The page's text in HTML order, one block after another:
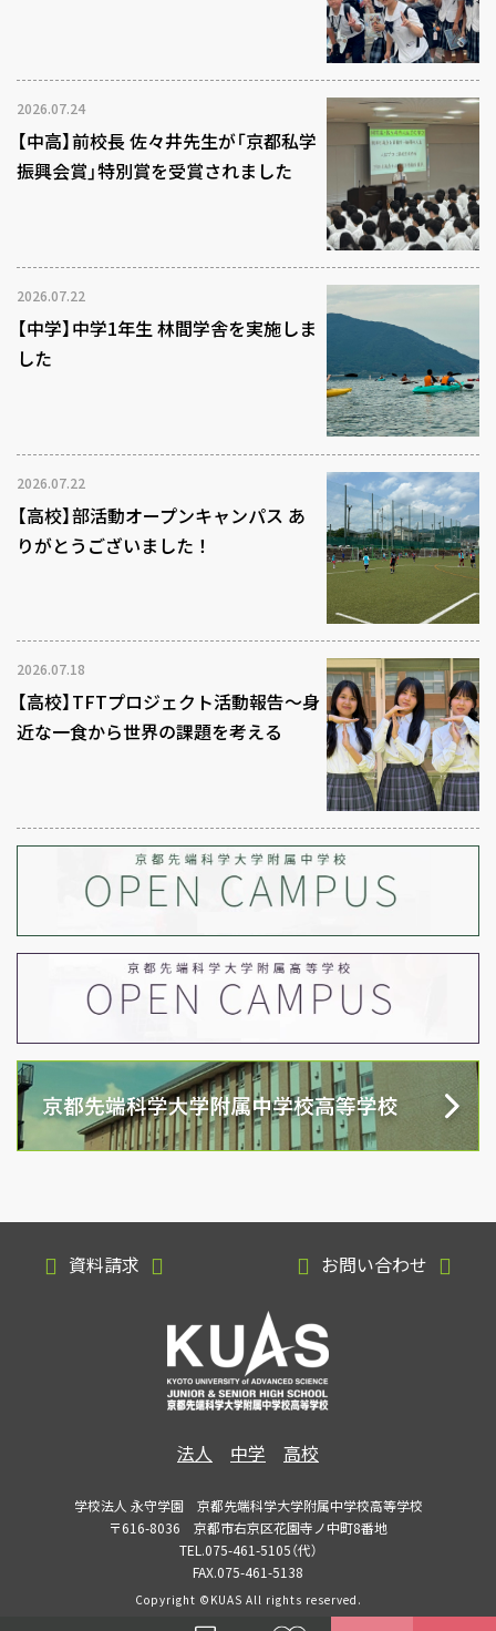
2026.07.24
【中高】前校長 佐々井先生が「京都私学
振興会賞」特別賞を受賞されました
2026.07.22
【中学】中学1年生 林間学舎を実施しま
した
2026.07.22
【高校】部活動オープンキャンパス あ
りがとうございました！
2026.07.18
【高校】TFTプロジェクト活動報告～身
近な一食から世界の課題を考える
資料請求 お問い合わせ
法人 中学 高校
学校法人 永守学園 京都先端科学大学附属中学校高等学校
〒616-8036 京都市右京区花園寺ノ中町8番地
TEL.075-461-5105（代）
FAX.075-461-5138
Copyright ©KUAS All rights reserved.